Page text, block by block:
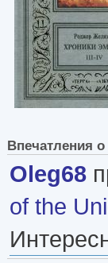
Впечатления о
Oleg68
of the